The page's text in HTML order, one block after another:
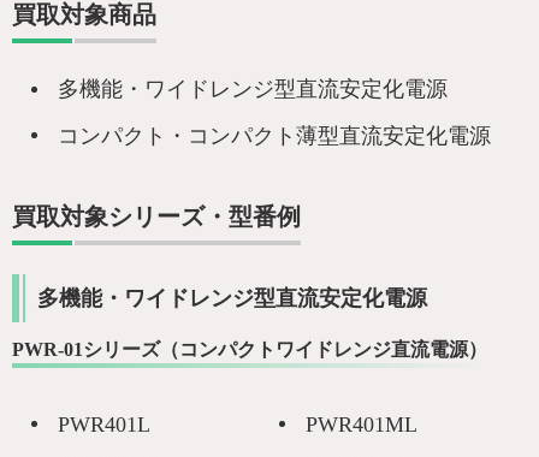
買取対象商品
多機能・ワイドレンジ型直流安定化電源
コンパクト・コンパクト薄型直流安定化電源
買取対象シリーズ・型番例
多機能・ワイドレンジ型直流安定化電源
PWR-01シリーズ（コンパクトワイドレンジ直流電源）
PWR401L
PWR401ML